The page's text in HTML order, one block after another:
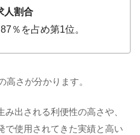
人割合
％を占め第1位。
高さが分かります。
出される利便性の高さや、
で使用されてきた実績と高い